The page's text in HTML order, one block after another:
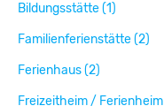
Bildungsstätte (1)
Familienferienstätte (2)
Ferienhaus (2)
Freizeitheim /